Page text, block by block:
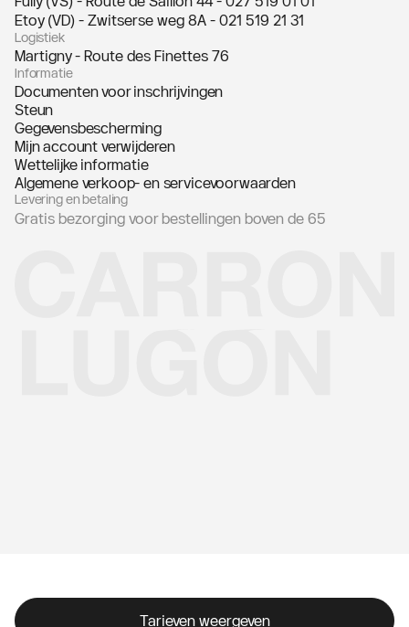
Etoy (VD) - Zwitserse weg 8A - 021 519 21 31
Logistiek
Martigny - Route des Finettes 76
Informatie
Documenten voor inschrijvingen
Steun
Gegevensbescherming
Mijn account verwijderen
Wettelijke informatie
Algemene verkoop- en servicevoorwaarden
Levering en betaling
Gratis bezorging voor bestellingen boven de 65
Tarieven weergeven